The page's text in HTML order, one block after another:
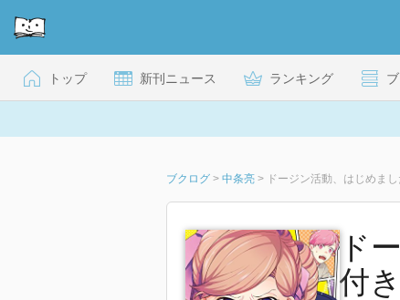
トップ 新刊ニュース ランキング
ブクログ > 中条亮 > ドージン活動、はじめま
ド
付